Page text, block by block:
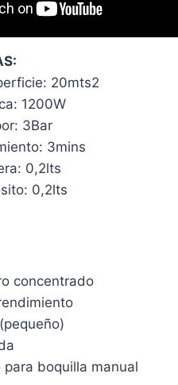
20mts2
1200W
3Bar
3mins
0,2lts
0,2lts
concentrado
para boquilla manual